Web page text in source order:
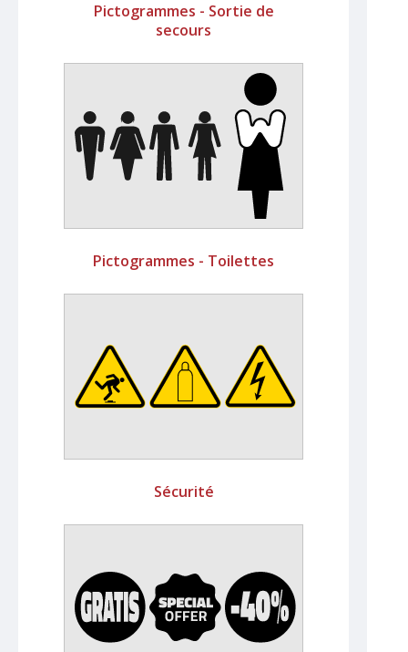
Pictogrammes - Sortie de
secours
Pictogrammes - Toilettes
Sécurité